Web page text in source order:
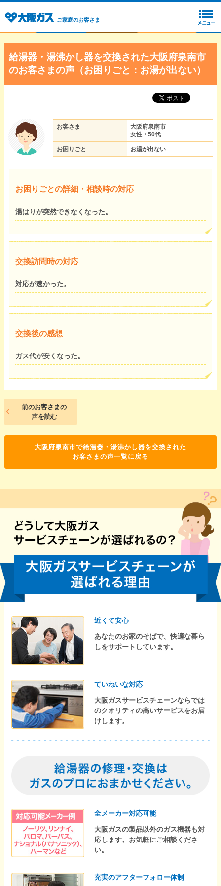
ご家庭のお客さま
給湯器・湯沸かし器を交換された大阪府泉南市
のお客さまの声（お困りごと：お湯が出ない）
お客さま
大阪府泉南市
女性・50代
お困りごと お湯が出ない
お困りごとの詳細・相談時の対応
湯はりが突然できなくなった。
交換訪問時の対応
対応が速かった。
交換後の感想
ガス代が安くなった。
前のお客さまの
声を読む
大阪府泉南市で給湯器・湯沸かし器を交換された
お客さまの声一覧に戻る
近くて安心
あなたのお家のそばで、快適な暮ら
しをサポートしています。
ていねいな対応
大阪ガスサービスチェーンならでは
のクオリティの高いサービスをお届
けします。
全メーカー対応可能
大阪ガスの製品以外のガス機器も対
応します。お気軽にご相談くださ
い。
充実のアフターフォロー体制